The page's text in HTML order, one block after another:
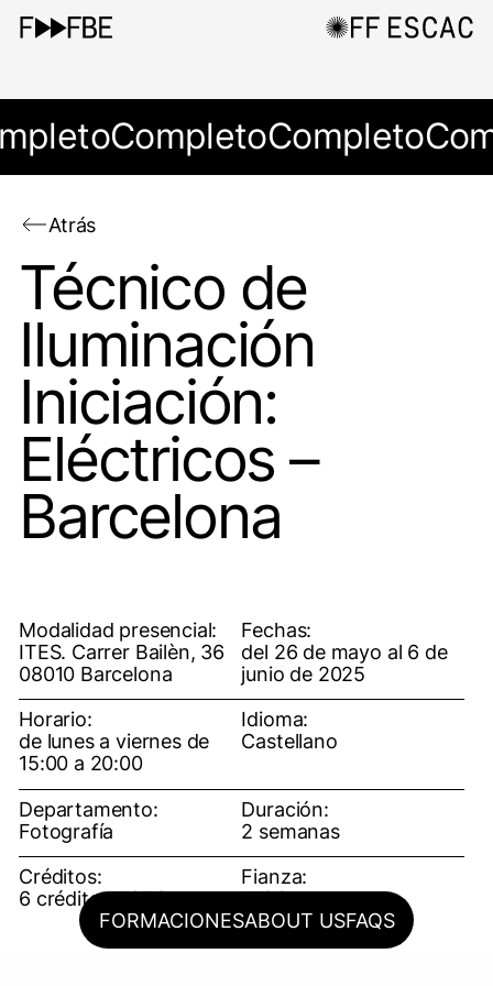
FORMACIONESABOUT USFAQS
CompletoCompleto
Atrás
Técnico de
Iluminación
Iniciación:
Eléctricos –
Barcelona
Modalidad presencial:
ITES. Carrer Bailèn, 36
08010 Barcelona
Fechas:
del 26 de mayo al 6 de
junio de 2025
Horario:
de lunes a viernes de
15:00 a 20:00
Idioma:
Castellano
Departamento:
Fotografía
Duración:
2 semanas
Créditos:
6 créditos ECTS
Fianza:
150€